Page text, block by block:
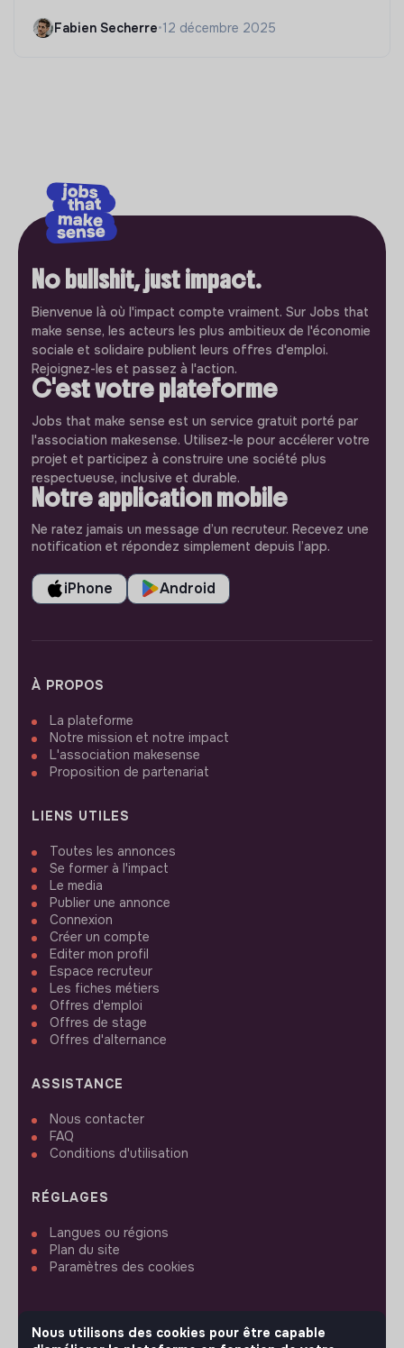
Fabien Secherre•12 décembre 2025
No bullshit, just impact.
Bienvenue là où l'impact compte vraiment. Sur Jobs that
make sense, les acteurs les plus ambitieux de l'économie
sociale et solidaire publient leurs offres d'emploi.
Rejoignez-les et passez à l'action.
C'est votre plateforme
Jobs that make sense est un service gratuit porté par
l'association makesense. Utilisez-le pour accélerer votre
projet et participez à construire une société plus
respectueuse, inclusive et durable.
Notre application mobile
Ne ratez jamais un message d’un recruteur. Recevez une
notification et répondez simplement depuis l’app.
iPhone Android
À PROPOS
La plateforme
Notre mission et notre impact
L'association makesense
Proposition de partenariat
LIENS UTILES
Toutes les annonces
Se former à l'impact
Le media
Publier une annonce
Connexion
Créer un compte
Editer mon profil
Espace recruteur
Les fiches métiers
Offres d'emploi
Offres de stage
Offres d'alternance
ASSISTANCE
Nous contacter
FAQ
Conditions d'utilisation
RÉGLAGES
Langues ou régions
Plan du site
Paramètres des cookies
Nous utilisons des cookies pour être capable